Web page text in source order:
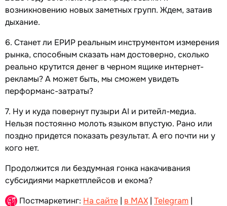
возникновению новых заметных групп. Ждем, затаив
дыхание.
6. Станет ли ЕРИР реальным инструментом измерения
рынка, способным сказать нам достоверно, сколько
реально крутится денег в черном ящике интернет-
рекламы? А может быть, мы сможем увидеть
перформанс-затраты?
7. Ну и куда повернут пузыри AI и ритейл-медиа.
Нельзя постоянно молоть языком впустую. Рано или
поздно придется показать результат. А его почти ни у
кого нет.
Продолжится ли бездумная гонка накачивания
субсидиями маркетплейсов и екома?
Постмаркетинг: На сайте | в MAX | Telegram |